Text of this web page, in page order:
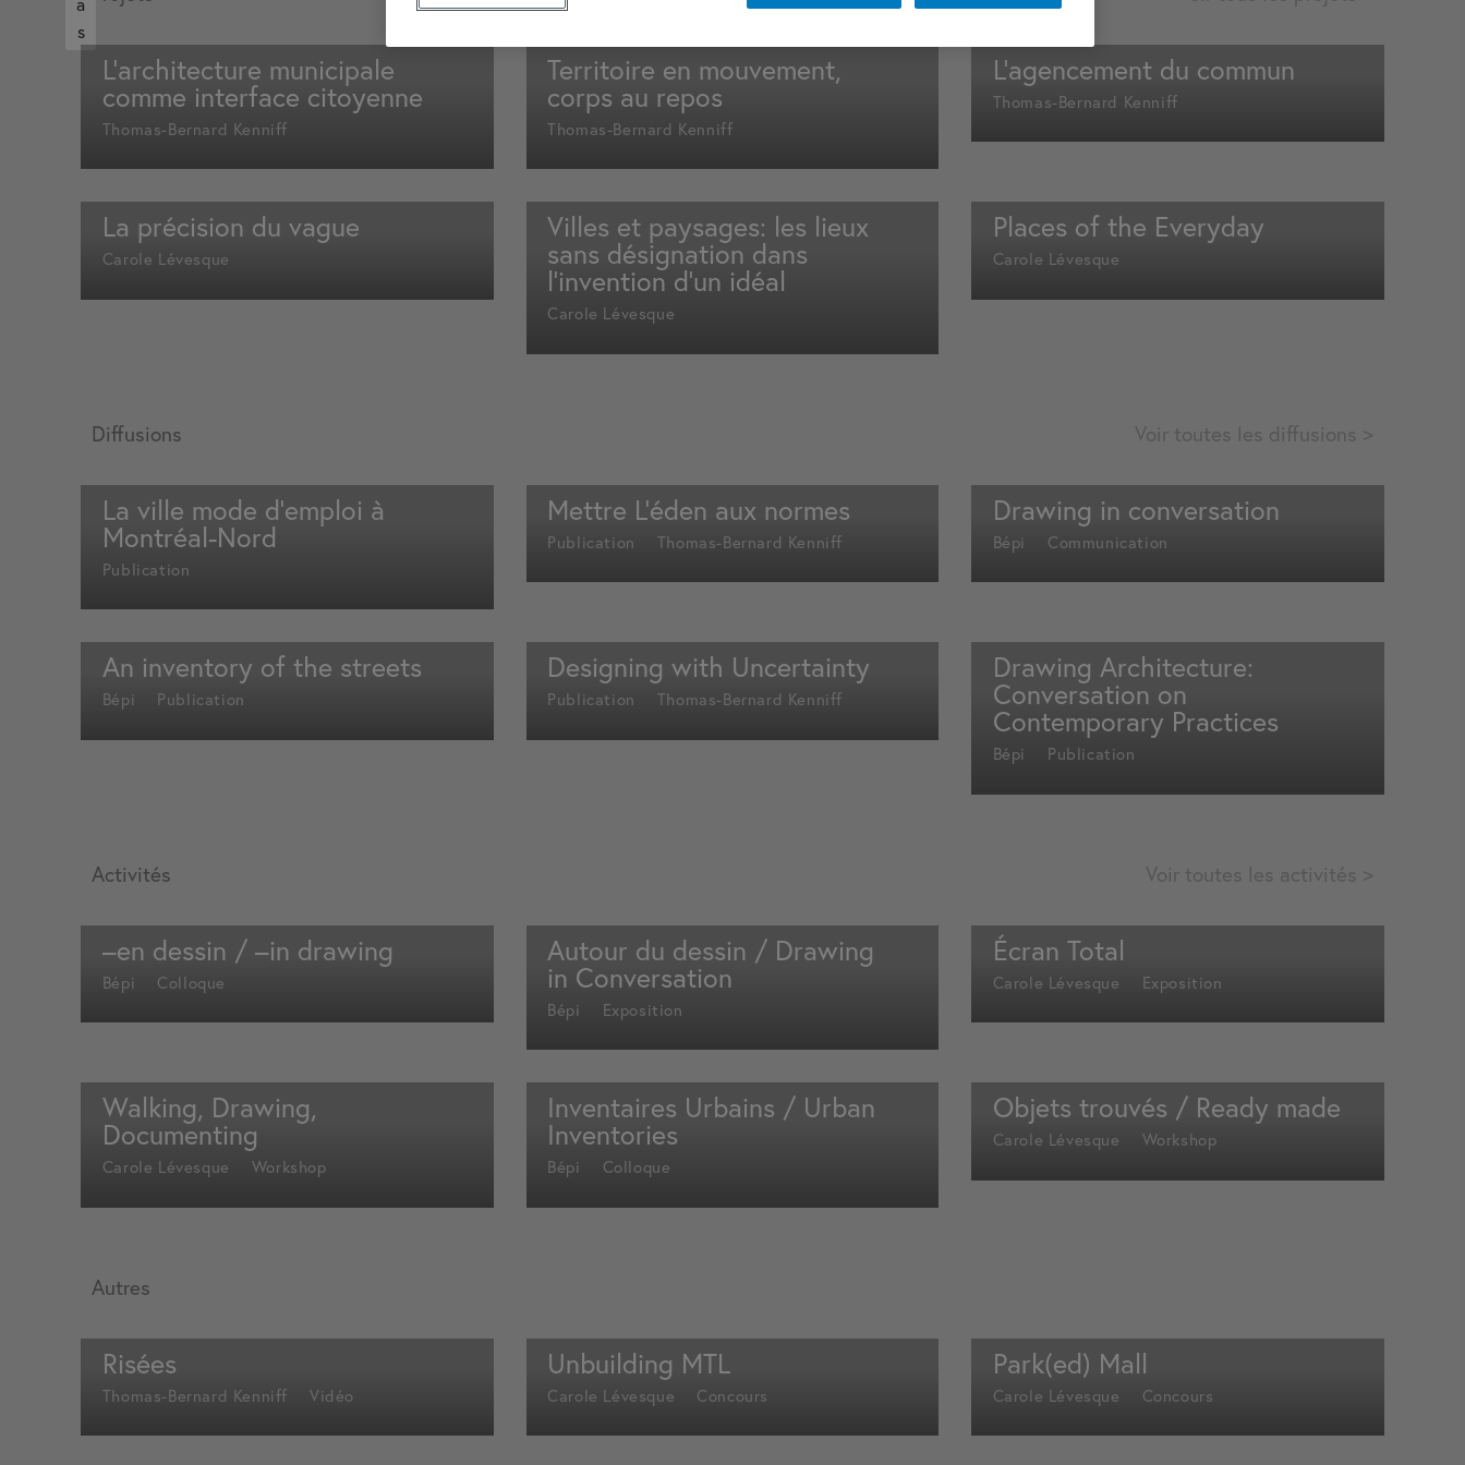
s
L’architecture municipale
comme interface citoyenne
Thomas-Bernard Kenniff
Territoire en mouvement,
corps au repos
Thomas-Bernard Kenniff
L’agencement du commun
Thomas-Bernard Kenniff
La précision du vague
Carole Lévesque
Villes et paysages: les lieux
sans désignation dans
l’invention d’un idéal
Carole Lévesque
Places of the Everyday
Carole Lévesque
Diffusions Voir toutes les diffusions >
La ville mode d’emploi à
Montréal-Nord
Publication
Mettre L’éden aux normes
Publication Thomas-Bernard Kenniff
Drawing in conversation
Bépi Communication
An inventory of the streets
Bépi Publication
Designing with Uncertainty
Publication Thomas-Bernard Kenniff
Drawing Architecture:
Conversation on
Contemporary Practices
Bépi Publication
Activités Voir toutes les activités >
–en dessin / –in drawing
Bépi Colloque
Autour du dessin / Drawing
in Conversation
Bépi Exposition
Écran Total
Carole Lévesque Exposition
Walking, Drawing,
Documenting
Carole Lévesque Workshop
Inventaires Urbains / Urban
Inventories
Bépi Colloque
Objets trouvés / Ready made
Carole Lévesque Workshop
Autres
Risées
Thomas-Bernard Kenniff Vidéo
Unbuilding MTL
Carole Lévesque Concours
Park(ed) Mall
Carole Lévesque Concours